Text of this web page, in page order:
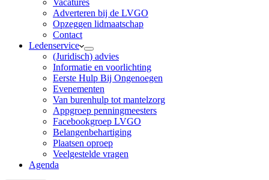
Vacatures
Adverteren bij de LVGO
Opzeggen lidmaatschap
Contact
Ledenservice
(Juridisch) advies
Informatie en voorlichting
Eerste Hulp Bij Ongenoegen
Evenementen
Van burenhulp tot mantelzorg
Appgroep penningmeesters
Facebookgroep LVGO
Belangenbehartiging
Plaatsen oproep
Veelgestelde vragen
Agenda